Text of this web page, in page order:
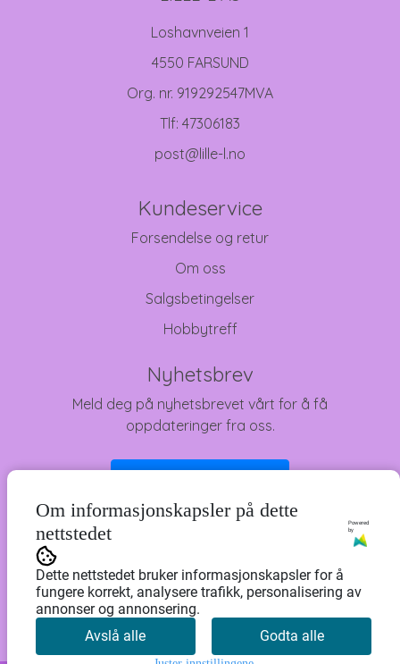
Loshavnveien 1
4550 FARSUND
Org. nr. 919292547MVA
Tlf: 47306183
post@lille-l.no
Kundeservice
Forsendelse og retur
Om oss
Salgsbetingelser
Hobbytreff
Nyhetsbrev
Meld deg på nyhetsbrevet vårt for å få
oppdateringer fra oss.
Om informasjonskapsler på dette
nettstedet
Powered
by
Dette nettstedet bruker informasjonskapsler for å
fungere korrekt, analysere trafikk, personalisering av
annonser og annonsering.
Avslå alle
Godta alle